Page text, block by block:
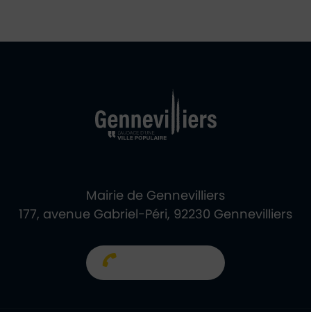
Mairie de Gennevilliers
177, avenue Gabriel-Péri, 92230 Gennevilliers